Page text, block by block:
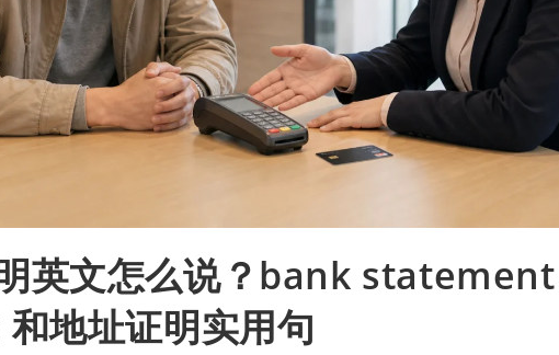
英文怎么说？bank
地址证明实用句